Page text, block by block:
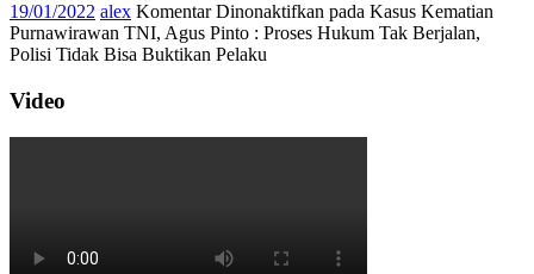
19/01/2022 alex Komentar Dinonaktifkan pada Kasus Kematian
Purnawirawan TNI, Agus Pinto : Proses Hukum Tak Berjalan,
Polisi Tidak Bisa Buktikan Pelaku
Video